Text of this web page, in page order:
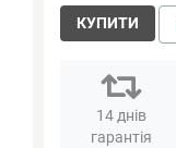
КУПИТИ
14 днів
гарантія